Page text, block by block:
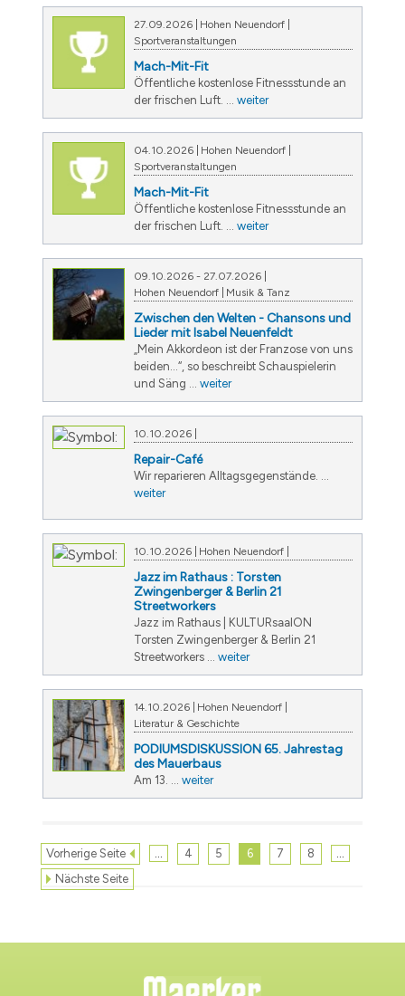
27.09.2026
Hohen Neuendorf
Sportveranstaltungen
Mach-Mit-Fit
Öffentliche kostenlose Fitnessstunde an
der frischen Luft. ... weiter
04.10.2026
Hohen Neuendorf
Sportveranstaltungen
Mach-Mit-Fit
Öffentliche kostenlose Fitnessstunde an
der frischen Luft. ... weiter
09.10.2026 - 27.07.2026
Hohen Neuendorf
Musik & Tanz
Zwischen den Welten - Chansons und
Lieder mit Isabel Neuenfeldt
„Mein Akkordeon ist der Franzose von uns
beiden...“, so beschreibt Schauspielerin
und Säng ... weiter
10.10.2026
Repair-Café
Wir reparieren Alltagsgegenstände. ...
weiter
10.10.2026 Hohen Neuendorf
Jazz im Rathaus : Torsten
Zwingenberger & Berlin 21
Streetworkers
Jazz im Rathaus | KULTURsaalON
Torsten Zwingenberger & Berlin 21
Streetworkers ... weiter
14.10.2026
Hohen Neuendorf
Literatur & Geschichte
PODIUMSDISKUSSION 65. Jahrestag
des Mauerbaus
Am 13. ... weiter
Vorherige Seite … 4 5 6 7 8 …
Nächste Seite